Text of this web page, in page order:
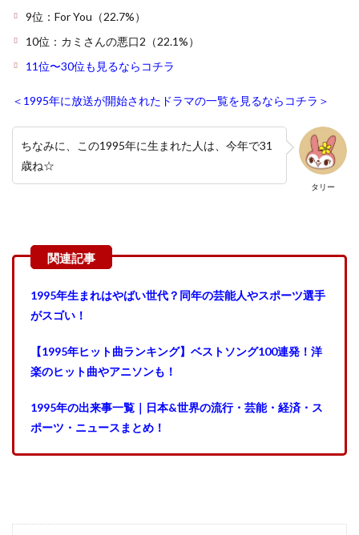
9位：For You（22.7%）
10位：カミさんの悪口2（22.1%）
11位〜30位も見るならコチラ
＜1995年に放送が開始されたドラマの一覧を見るならコチラ＞
タリー
ちなみに、この1995年に生まれた人は、今年で31
歳ね☆
1995年生まれはやばい世代？同年の芸能人やスポーツ選手
がスゴい！
【1995年ヒット曲ランキング】ベストソング100連発！洋
楽のヒット曲やアニソンも！
1995年の出来事一覧｜日本&世界の流行・芸能・経済・ス
ポーツ・ニュースまとめ！